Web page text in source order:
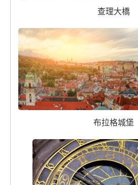
查理大橋
布拉格城堡